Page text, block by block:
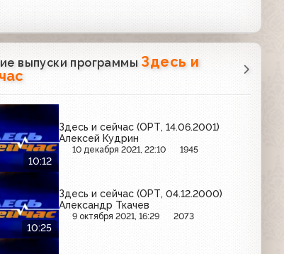
выпуски программы Здесь и
10:12
Здесь и сейчас (ОРТ, 14.06.2001)
Алексей Кудрин
10 декабря 2021, 22:10 1945
10:25
Здесь и сейчас (ОРТ, 04.12.2000)
Александр Ткачев
9 октября 2021, 16:29 2073